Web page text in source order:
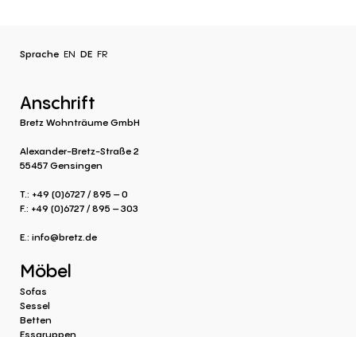
Sprache EN DE FR
Anschrift
Bretz Wohnträume GmbH
Alexander-Bretz-Straße 2
55457 Gensingen
T.: +49 (0)6727 / 895 – 0
F.: +49 (0)6727 / 895 – 303
E.: info@bretz.de
Möbel
Sofas
Sessel
Betten
Essgruppen